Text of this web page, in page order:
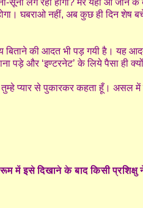
घबराओ नहीं, अब कुछ ही दिन शेष
की आदत भी पड़ गयी है। यह
पड़े और ‘इण्टरनेट’ के लिये पैसा ही
तुम्हे प्यार से पुकारकर कहता हूँ। असल में
में इसे दिखाने के बाद किसी प्रशिक्षु